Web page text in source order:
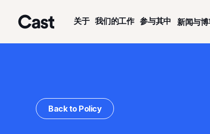
关于 我们的工作 参与其中 新闻与
Back to Policy